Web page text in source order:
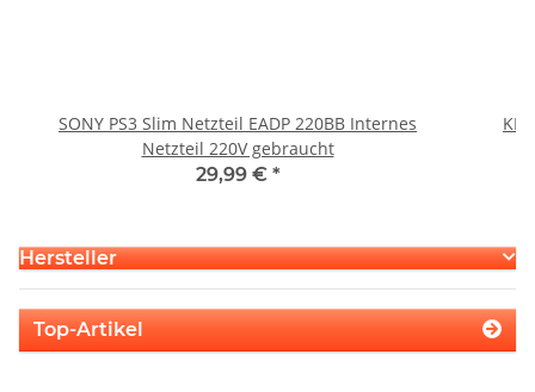
SONY PS3 Slim Netzteil EADP 220BB Internes
Netzteil 220V gebraucht
29,99 € *
Hersteller
Top-Artikel